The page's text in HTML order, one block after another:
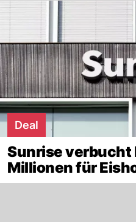
Deal
Sunrise verbucht
Millionen für